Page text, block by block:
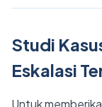
Studi
Eskalasi
Untuk